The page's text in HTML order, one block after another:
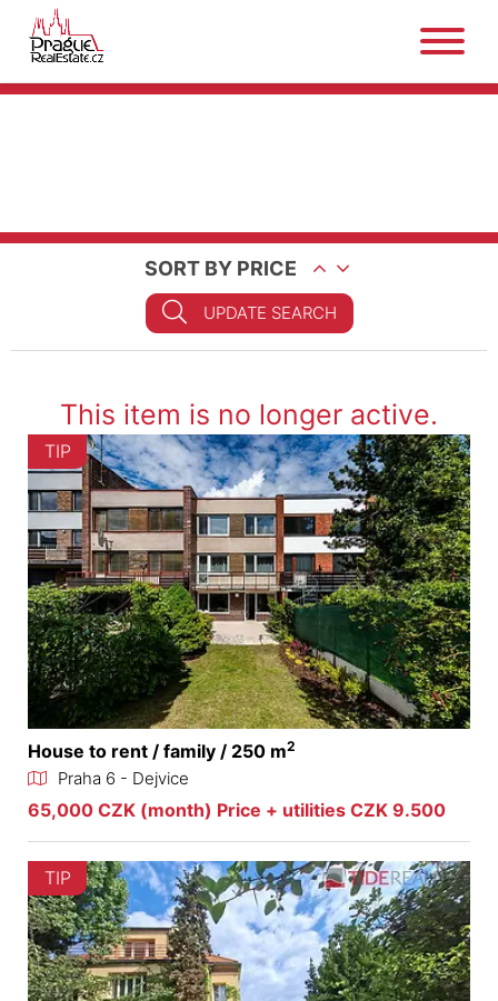
SORT BY PRICE
UPDATE SEARCH
This item is no longer active.
TIP
House to rent / family / 250 m2
Praha 6 - Dejvice
65,000 CZK (month) Price + utilities CZK 9.500
TIP